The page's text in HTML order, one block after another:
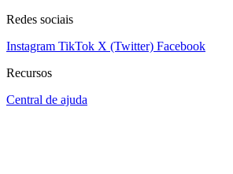
Redes sociais
Instagram TikTok X (Twitter) Facebook
Recursos
Central de ajuda